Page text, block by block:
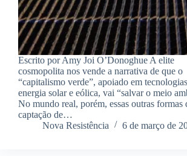
Escrito por Amy Joi O’Donoghue A elite
cosmopolita nos vende a narrativa de que o
“capitalismo verde”, apoiado em
energia solar e eólica, vai “salvar o meio
No mundo real, porém, essas outras formas
captação de…
Nova Resistência
6 de março de